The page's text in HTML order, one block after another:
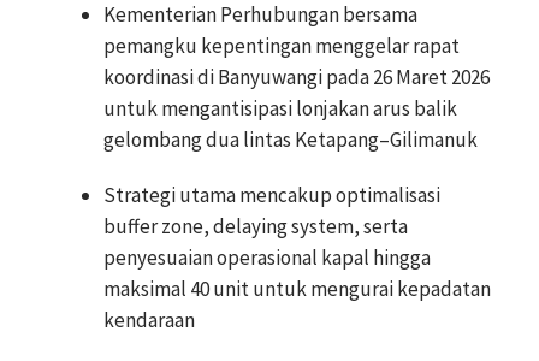
Kementerian Perhubungan bersama
pemangku kepentingan menggelar rapat
koordinasi di Banyuwangi pada 26 Maret 2026
untuk mengantisipasi lonjakan arus balik
gelombang dua lintas Ketapang–Gilimanuk
Strategi utama mencakup optimalisasi
buffer zone, delaying system, serta
penyesuaian operasional kapal hingga
maksimal 40 unit untuk mengurai kepadatan
kendaraan